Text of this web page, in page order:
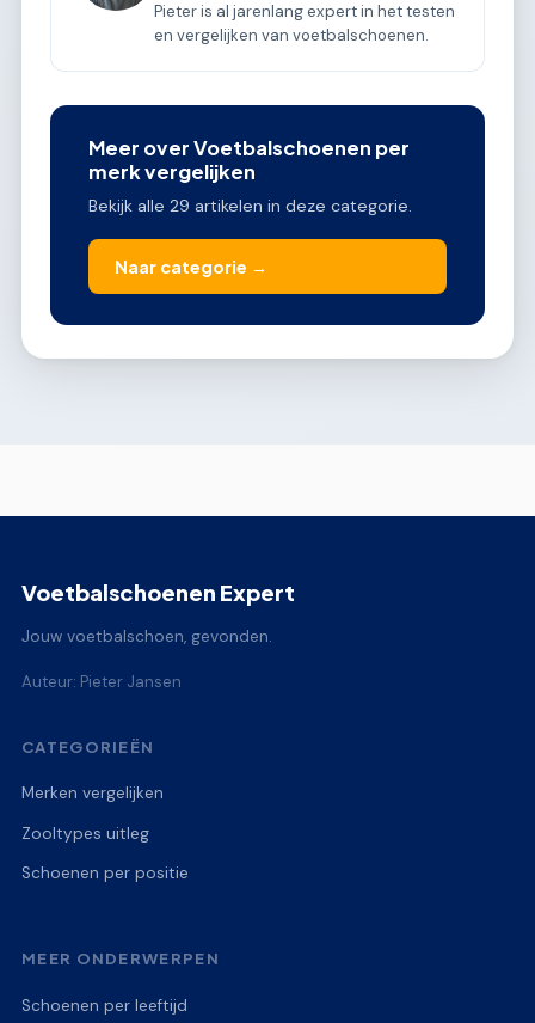
Pieter is al jarenlang expert in het testen
en vergelijken van voetbalschoenen.
Meer over Voetbalschoenen per
merk vergelijken
Bekijk alle 29 artikelen in deze categorie.
Naar categorie →
Voetbalschoenen Expert
Jouw voetbalschoen, gevonden.
Auteur: Pieter Jansen
CATEGORIEËN
Merken vergelijken
Zooltypes uitleg
Schoenen per positie
MEER ONDERWERPEN
Schoenen per leeftijd